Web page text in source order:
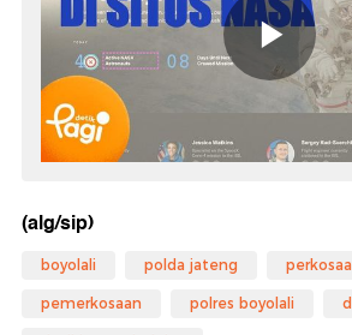
(alg/sip)
boyolali polda jateng
pemerkosaan polres boyolali